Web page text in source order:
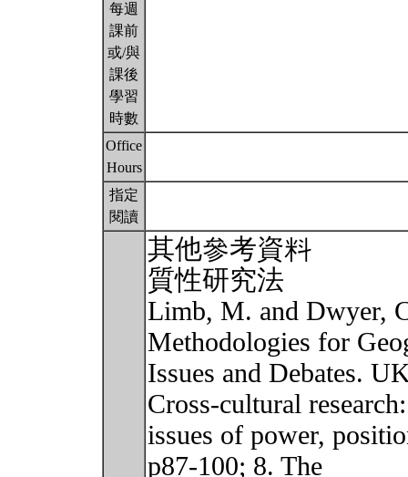
每週
課前
或/與
課後
學習
時數
Office
Hours
指定
閱讀
其他參考資料
質性研究法
Limb, M. and Dwyer,
Methodologies for
Issues and Debates.
Cross-cultural research:
issues of power,
p87-100; 8. The